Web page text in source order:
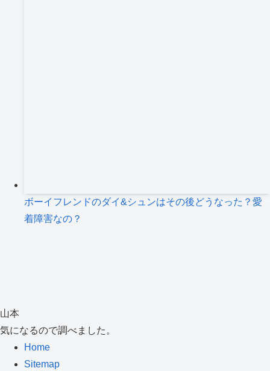
ボーイフレンドのダイ&シュンはその後どうなった？愛
着障害なの？
山本
気になるので調べました。
Home
Sitemap